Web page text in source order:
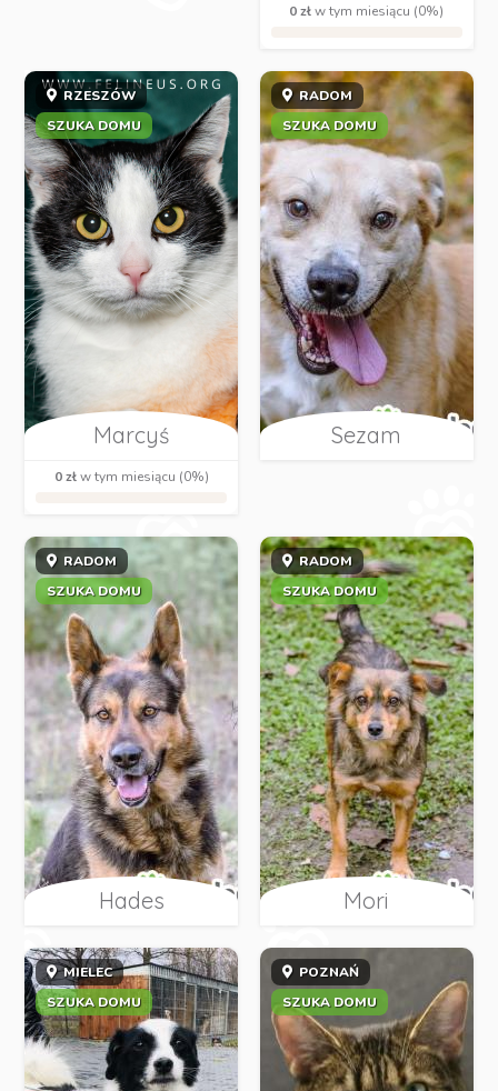
0 złw tym miesiącu (0%)
RZESZÓW
SZUKA DOMU
Marcyś
0 złw tym miesiącu (0%)
RADOM
SZUKA DOMU
Sezam
RADOM
SZUKA DOMU
Hades
RADOM
SZUKA DOMU
Mori
MIELEC
SZUKA DOMU
POZNAŃ
SZUKA DOMU